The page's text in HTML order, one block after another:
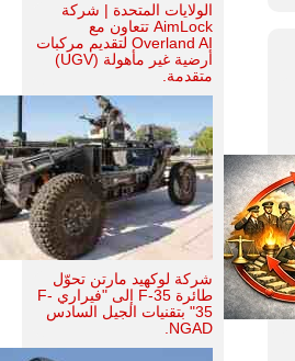
الولايات المتحدة | شركة
AimLock تتعاون مع
Overland AI لتقديم مركبات
أرضية غير مأهولة (UGV)
متقدمة.
شركة لوكهيد مارتن تحوّل
طائرة F-35 إلى "فيراري F-
35" بتقنيات الجيل السادس
NGAD.